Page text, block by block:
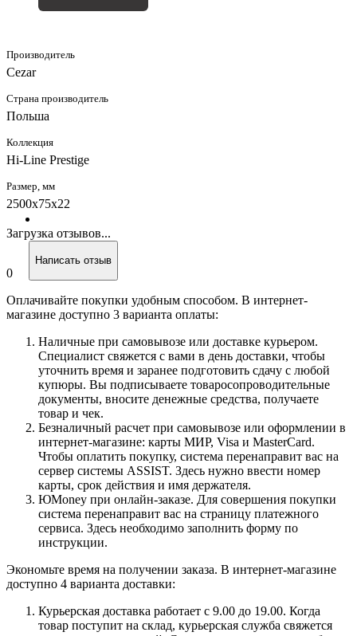
Производитель
Cezar
Страна производитель
Польша
Коллекция
Hi-Line Prestige
Размер, мм
2500x75x22
Загрузка отзывов...
0
Написать отзыв
Оплачивайте покупки удобным способом. В интернет-
магазине доступно 3 варианта оплаты:
Наличные при самовывозе или доставке курьером.
Специалист свяжется с вами в день доставки, чтобы
уточнить время и заранее подготовить сдачу с любой
купюры. Вы подписываете товаросопроводительные
документы, вносите денежные средства, получаете
товар и чек.
Безналичный расчет при самовывозе или оформлении в
интернет-магазине: карты МИР, Visa и MasterCard.
Чтобы оплатить покупку, система перенаправит вас на
сервер системы ASSIST. Здесь нужно ввести номер
карты, срок действия и имя держателя.
ЮMoney при онлайн-заказе. Для совершения покупки
система перенаправит вас на страницу платежного
сервиса. Здесь необходимо заполнить форму по
инструкции.
Экономьте время на получении заказа. В интернет-магазине
доступно 4 варианта доставки:
Курьерская доставка работает с 9.00 до 19.00. Когда
товар поступит на склад, курьерская служба свяжется